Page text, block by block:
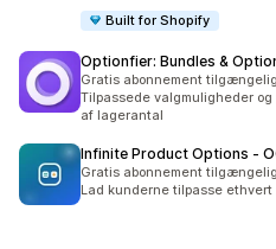
Built for Shopify
Optionfier: Bundles &
Gratis abonnement
Tilpassede valgmuligheder
af lagerantal
Infinite Product Options ‑
Gratis abonnement
Lad kunderne tilpasse ethvert